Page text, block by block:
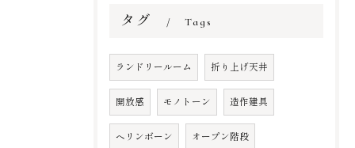
タグ Tags
ランドリールーム 折り上げ天井
開放感 モノトーン 造作建具
ヘリンボーン オープン階段